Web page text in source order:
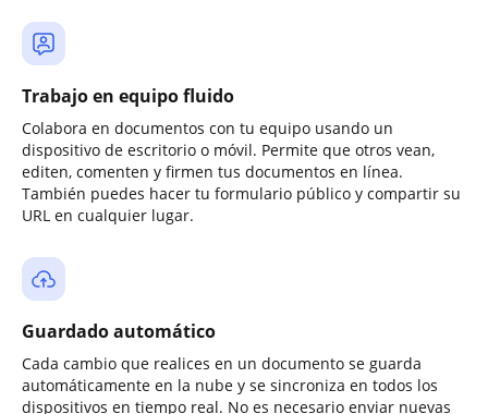
Trabajo en equipo fluido
Colabora en documentos con tu equipo usando un
dispositivo de escritorio o móvil. Permite que otros vean,
editen, comenten y firmen tus documentos en línea.
También puedes hacer tu formulario público y compartir su
URL en cualquier lugar.
Guardado automático
Cada cambio que realices en un documento se guarda
automáticamente en la nube y se sincroniza en todos los
dispositivos en tiempo real. No es necesario enviar nuevas